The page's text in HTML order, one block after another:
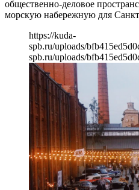
общественно-деловое
морскую набережную для
https://kuda-
spb.ru/uploads/
spb.ru/uploads/